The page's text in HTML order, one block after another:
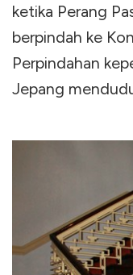
ketika Perang
berpindah ke
Perpindahan
Jepang